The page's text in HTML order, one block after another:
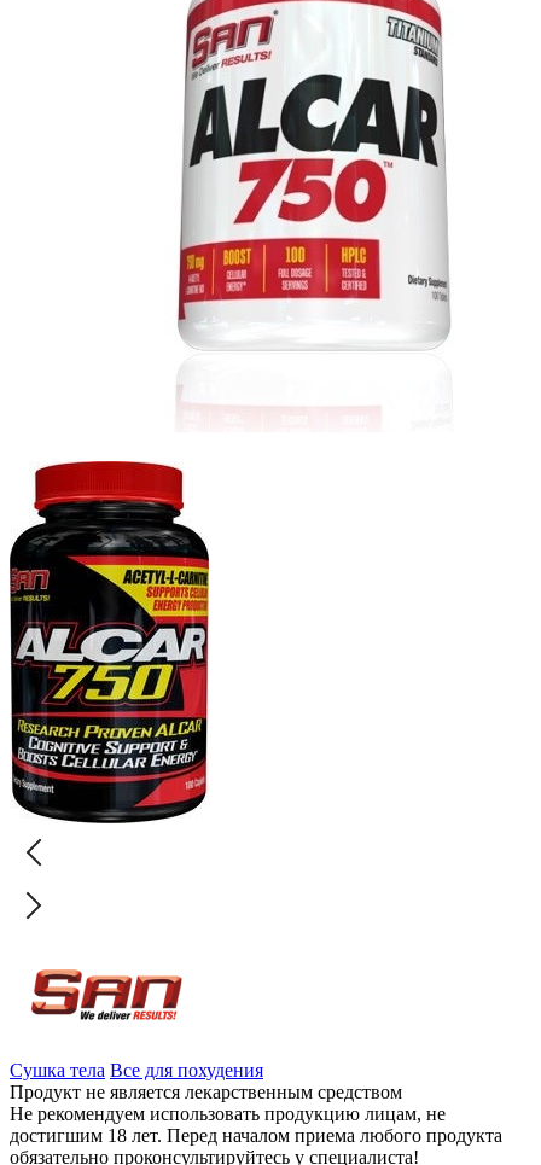
Сушка тела Все для похудения
Продукт не является лекарственным средством
Не рекомендуем использовать продукцию лицам, не
достигшим 18 лет. Перед началом приема любого продукта
обязательно проконсультируйтесь у специалиста!